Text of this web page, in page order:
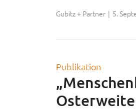
Gubitz + Partner | 5.
Publikation